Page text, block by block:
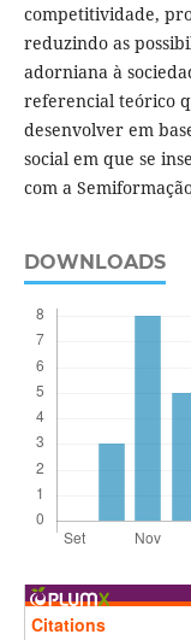
competitividade,
reduzindo as
adorniana à
referencial teórico
desenvolver em
social em que se
com a
DOWNLOADS
Citations